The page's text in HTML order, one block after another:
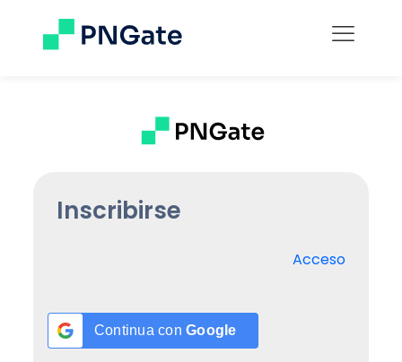
Inscribirse
Acceso
Continua conGoogle